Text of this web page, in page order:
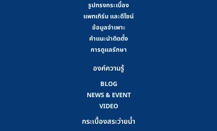
รูปทรงกระเบื้อง
แพทเทิร์น และดีไซน์
ข้อมูลจำเพาะ
คําแนะนําติดตั้ง
การดูแลรักษา
องค์ความรู้
BLOG
NEWS & EVENT
VIDEO
กระเบื้องสระว่ายน้ำ